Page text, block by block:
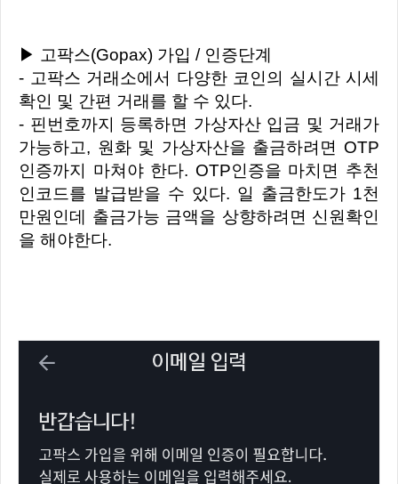
▶ 고팍스(Gopax) 가입 / 인증단계
- 고팍스 거래소에서 다양한 코인의 실시간 시세
확인 및 간편 거래를 할 수 있다.
- 핀번호까지 등록하면 가상자산 입금 및 거래가
가능하고, 원화 및 가상자산을 출금하려면 OTP
인증까지 마쳐야 한다. OTP인증을 마치면 추천
인코드를 발급받을 수 있다. 일 출금한도가 1천
만원인데 출금가능 금액을 상향하려면 신원확인
을 해야한다.